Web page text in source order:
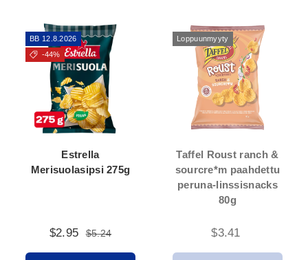
BB 12.8.2026
-44%
Estrella
Merisuolasipsi 275g
$2.95 $5.24
Loppuunmyyty
Taffel Roust ranch &
sourcre*m paahdettu
peruna-linssisnacks
80g
$3.41